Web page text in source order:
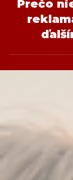
2 days
Prečo